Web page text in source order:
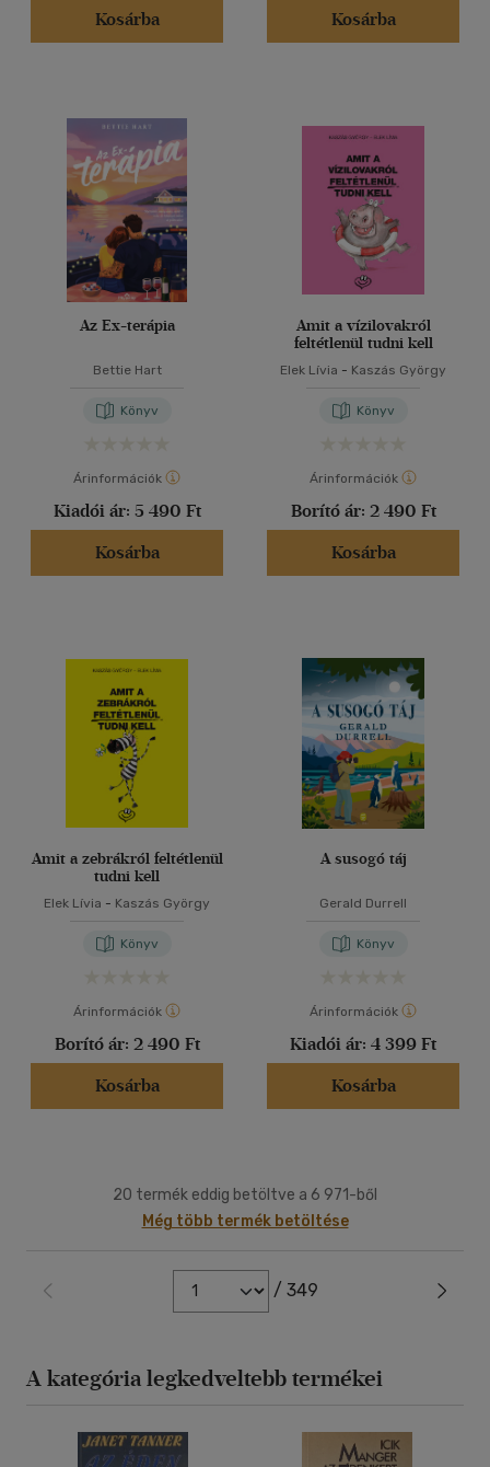
Kosárba
Kosárba
Az Ex-terápia
Bettie Hart
Könyv
Árinformációk
Kiadói ár: 5 490 Ft
Kosárba
Amit a vízilovakról
feltétlenül tudni kell
Elek Lívia - Kaszás György
Könyv
Árinformációk
Borító ár: 2 490 Ft
Kosárba
Amit a zebrákról feltétlenül
tudni kell
Elek Lívia - Kaszás György
Könyv
Árinformációk
Borító ár: 2 490 Ft
Kosárba
A susogó táj
Gerald Durrell
Könyv
Árinformációk
Kiadói ár: 4 399 Ft
Kosárba
20 termék eddig betöltve a 6 971-ből
Még több termék betöltése
/ 349
A kategória legkedveltebb termékei